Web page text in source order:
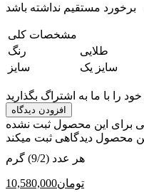
مشخصات کلی
رنگ
‎طلایی
سایز
‎سایز یک
را با ما به اشتراگ بگذارید
افزودن دیدگاه
برای این محصول ثبت نشده
محصول دیدگاهی ثبت میکند
هر عدد (9/2) گرم
10,580,000تومان